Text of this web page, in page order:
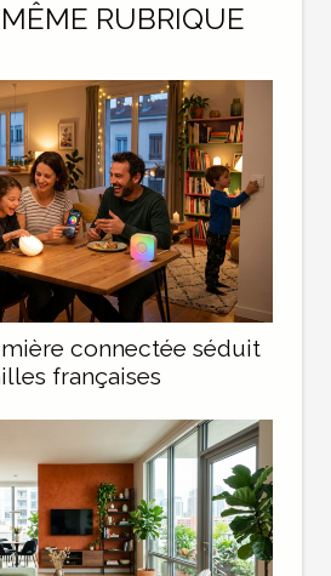
RUBRIQUE
connectée séduit
françaises